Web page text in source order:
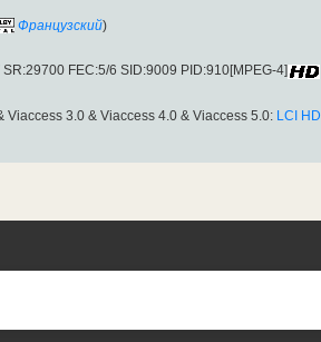
Французский)
FEC:5/6 SID:9009 PID:910[MPEG-4]
3.0 & Viaccess 4.0 & Viaccess 5.0: LCI HD